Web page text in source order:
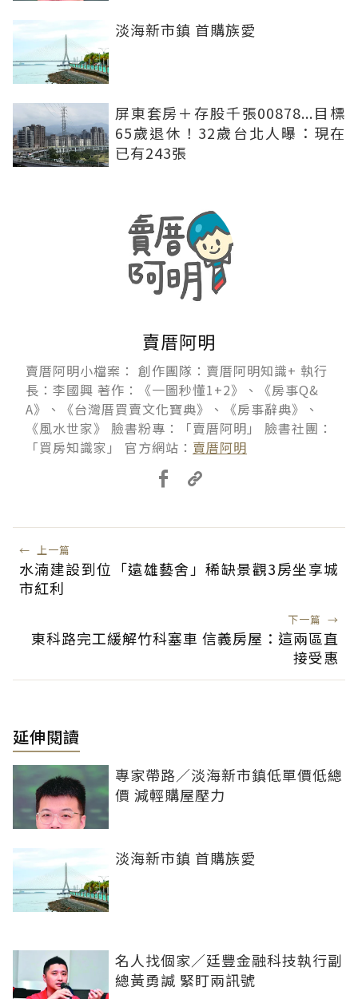
淡海新市鎮 首購族愛
屏東套房＋存股千張00878...目標
65歲退休！32歲台北人曝：現在
已有243張
賣厝阿明
賣厝阿明小檔案： 創作團隊：賣厝阿明知識+ 執行
長：李國興 著作：《一圖秒懂1+2》、《房事Q&
A》、《台灣厝買賣文化寶典》、《房事辭典》、
《風水世家》 臉書粉專：「賣厝阿明」 臉書社團：
「買房知識家」 官方網站： 賣厝阿明
← 上一篇
水湳建設到位「遠雄藝舍」稀缺景觀3房坐享城
市紅利
下一篇 →
東科路完工緩解竹科塞車 信義房屋：這兩區直
接受惠
延伸閱讀
專家帶路／淡海新市鎮低單價低總
價 減輕購屋壓力
淡海新市鎮 首購族愛
名人找個家／廷豐金融科技執行副
總黃勇諴 緊盯兩訊號